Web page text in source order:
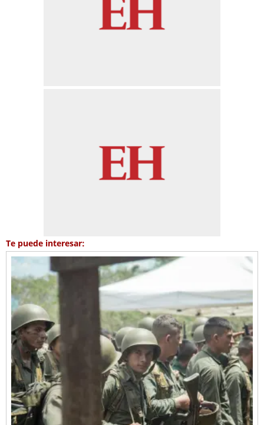
Te puede interesar: